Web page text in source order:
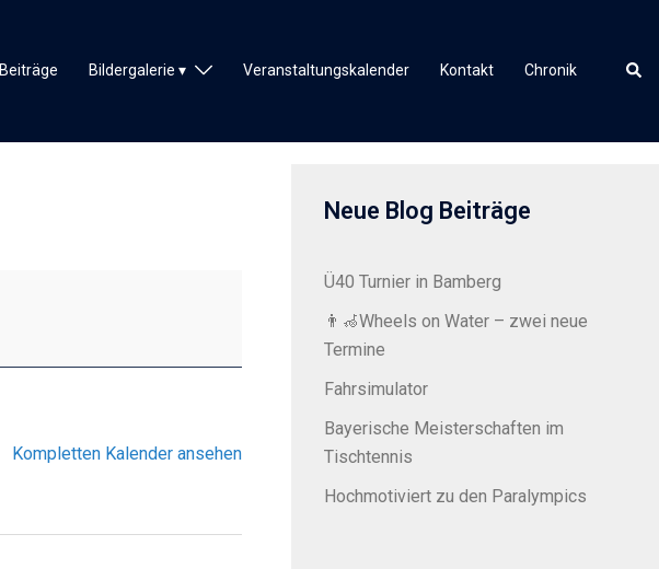
Beiträge Bildergalerie Veranstaltungskalender Kontakt Chronik
Kompletten Kalender ansehen
Neue Blog Beiträge
Ü40 Turnier in Bamberg
👨‍🦽Wheels on Water – zwei neue
Termine
Fahrsimulator
Bayerische Meisterschaften im
Tischtennis
Hochmotiviert zu den Paralympics